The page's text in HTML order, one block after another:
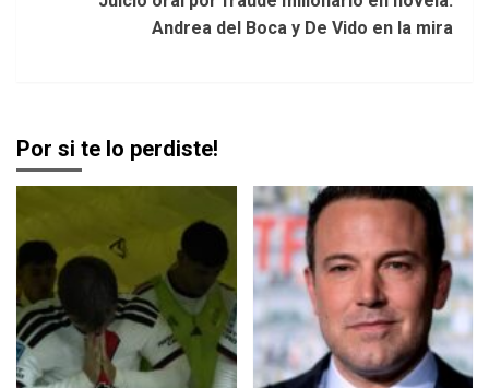
Andrea del Boca y De Vido en la mira
Por si te lo perdiste!